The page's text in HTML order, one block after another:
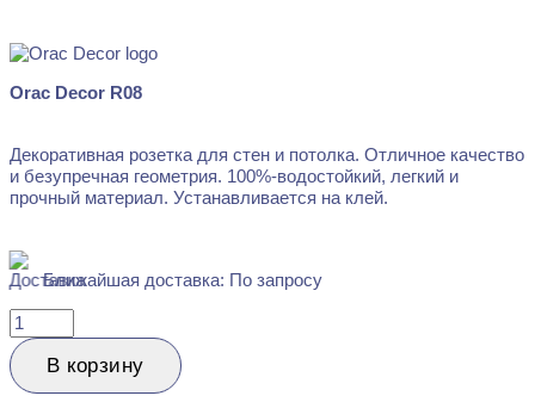
Orac Decor R08
Декоративная розетка для стен и потолка. Отличное качество
и безупречная геометрия. 100%-водостойкий, легкий и
прочный материал. Устанавливается на клей.
Ближайшая доставка: По запросу
Количество
товара
Orac
Decor
В корзину